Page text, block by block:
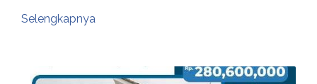
Selengkapnya